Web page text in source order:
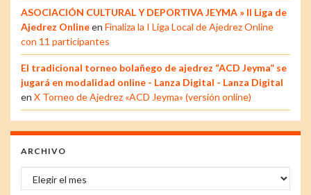
ASOCIACIÓN CULTURAL Y DEPORTIVA JEYMA » II Liga de
Ajedrez Onlineen Finaliza la I Liga Local de Ajedrez Online
con 11 participantes
El tradicional torneo bolañego de ajedrez “ACD Jeyma” se
jugará en modalidad online - Lanza Digital - Lanza Digital
en X Torneo de Ajedrez «ACD Jeyma» (versión online)
ARCHIVO
Archivo